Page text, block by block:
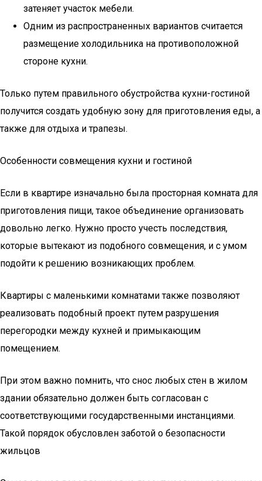
затеняет участок мебели.
Одним из распространенных вариантов считается
размещение холодильника на противоположной
стороне кухни.
Только путем правильного обустройства кухни-гостиной
получится создать удобную зону для приготовления еды, а
также для отдыха и трапезы.
Особенности совмещения кухни и гостиной
Если в квартире изначально была просторная комната для
приготовления пищи, такое объединение организовать
довольно легко. Нужно просто учесть последствия,
которые вытекают из подобного совмещения, и с умом
подойти к решению возникающих проблем.
Квартиры с маленькими комнатами также позволяют
реализовать подобный проект путем разрушения
перегородки между кухней и примыкающим
помещением.
При этом важно помнить, что снос любых стен в жилом
здании обязательно должен быть согласован с
соответствующими государственными инстанциями.
Такой порядок обусловлен заботой о безопасности
жильцов